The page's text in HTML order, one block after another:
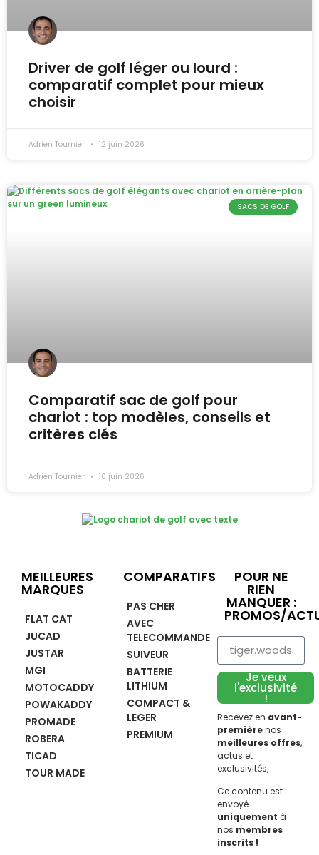
Driver de golf léger ou lourd :
comparatif complet pour mieux
choisir
Adrien Tournier 12 juin 2026
SACS DE GOLF
Comparatif sac de golf pour
chariot : top modèles, conseils et
critères clés
Adrien Tournier 10 juin 2026
MEILLEURES
MARQUES
FLAT CAT
JUCAD
JUSTAR
MGI
MOTOCADDY
POWAKADDY
PROMADE
ROBERA
TICAD
TOUR MADE
COMPARATIFS
PAS CHER
AVEC
TELECOMMANDE
SUIVEUR
BATTERIE
LITHIUM
COMPACT &
LEGER
PREMIUM
POUR NE
RIEN
MANQUER :
PROMOS/
Je veux
l'exclusivité
!
Recevez en avant-
premièrenos
meilleures offres,
actus et
exclusivités,
Ce contenu est
envoyé
uniquement à
nos membres
inscrits !